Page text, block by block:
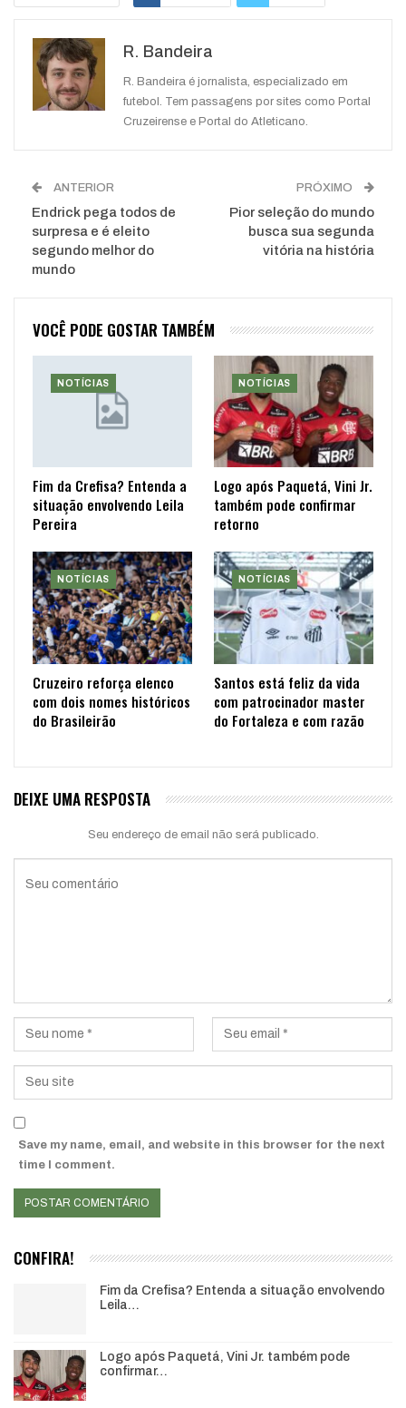
WhatsApp
R. Bandeira
R. Bandeira é jornalista, especializado em
futebol. Tem passagens por sites como Portal
Cruzeirense e Portal do Atleticano.
ANTERIOR
Endrick pega todos de
surpresa e é eleito
segundo melhor do
mundo
PRÓXIMO
Pior seleção do mundo
busca sua segunda
vitória na história
VOCÊ PODE GOSTAR TAMBÉM
NOTÍCIAS
Fim da Crefisa? Entenda a
situação envolvendo Leila
Pereira
NOTÍCIAS
Logo após Paquetá, Vini Jr.
também pode confirmar
retorno
NOTÍCIAS
Cruzeiro reforça elenco
com dois nomes históricos
do Brasileirão
NOTÍCIAS
Santos está feliz da vida
com patrocinador master
do Fortaleza e com razão
DEIXE UMA RESPOSTA
Seu endereço de email não será publicado.
Save my name, email, and website in this browser for the next
time I comment.
CONFIRA!
Fim da Crefisa? Entenda a situação envolvendo
Leila…
Logo após Paquetá, Vini Jr. também pode
confirmar…